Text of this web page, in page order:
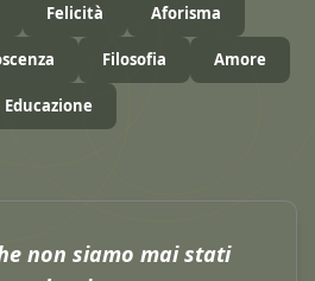
Felicità Aforisma
Filosofia Amore
Educazione
non siamo mai stati